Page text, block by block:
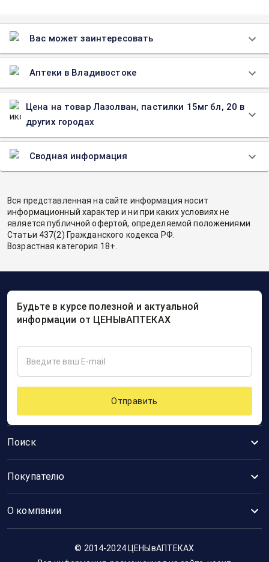
Вас может заинтересовать
Аптеки в Владивостоке
Цена на товар Лазолван, пастилки 15мг бл, 20 в
других городах
Сводная информация
Вся представленная на сайте информация носит
информационный характер и ни при каких условиях не
является публичной офертой, определяемой положениями
Статьи 437(2) Гражданского кодекса РФ.
Возрастная категория 18+.
Поиск
Покупателю
О компании
Будьте в курсе полезной и актуальной
информации от ЦЕНЫвАПТЕКАХ
Отправить
© 2014-2024 ЦЕНЫвАПТЕКАХ